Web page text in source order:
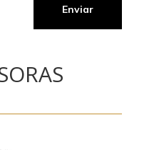
Enviar